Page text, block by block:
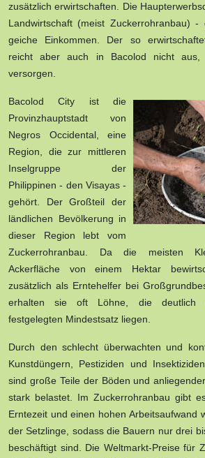
zusätzlich erwirtschaften. Die
Landwirtschaft (meist Zuckerrohranbau)
geiche Einkommen. Der so
reicht aber auch in Bacolod nicht
versorgen.
Bacolod City ist die
Provinzhauptstadt von
Negros Occidental, eine
Region, die zur mittleren
Inselgruppe der
Philippinen - den Visayas -
gehört. Der Großteil der
ländlichen Bevölkerung in
dieser Region lebt vom
Zuckerrohranbau. Da die meisten
Ackerfläche von einem Hektar
zusätzlich als Erntehelfer bei
erhalten sie oft Löhne, die deutlich
festgelegten Mindestsatz liegen.
Durch den schlecht überwachten und
Kunstdüngern, Pestiziden und
sind große Teile der Böden und
stark belastet. Im Zuckerrohranbau gibt
Erntezeit und einen hohen Arbeitsaufwand
der Setzlinge, sodass die Bauern nur drei
beschäftigt sind. Die Weltmarkt-Preise für